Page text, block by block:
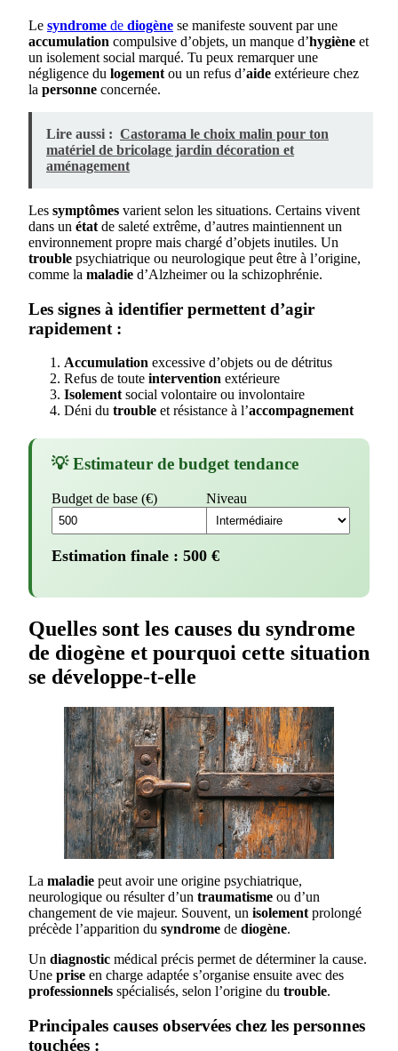
Le syndrome de diogène se manifeste souvent par une
accumulation compulsive d’objets, un manque d’hygiène et
un isolement social marqué. Tu peux remarquer une
négligence du logement ou un refus d’aide extérieure chez
la personne concernée.
Lire aussi : Castorama le choix malin pour ton
matériel de bricolage jardin décoration et
aménagement
Les symptômes varient selon les situations. Certains vivent
dans un état de saleté extrême, d’autres maintiennent un
environnement propre mais chargé d’objets inutiles. Un
trouble psychiatrique ou neurologique peut être à l’origine,
comme la maladie d’Alzheimer ou la schizophrénie.
Les signes à identifier permettent d’agir
rapidement :
Accumulation excessive d’objets ou de détritus
Refus de toute intervention extérieure
Isolement social volontaire ou involontaire
Déni du trouble et résistance à l’accompagnement
💡 Estimateur de budget tendance
Budget de base (€) Niveau
Estimation finale : 500 €
Quelles sont les causes du syndrome
de diogène et pourquoi cette situation
se développe-t-elle
La maladie peut avoir une origine psychiatrique,
neurologique ou résulter d’un traumatisme ou d’un
changement de vie majeur. Souvent, un isolement prolongé
précède l’apparition du syndrome de diogène.
Un diagnostic médical précis permet de déterminer la cause.
Une prise en charge adaptée s’organise ensuite avec des
professionnels spécialisés, selon l’origine du trouble.
Principales causes observées chez les personnes
touchées :